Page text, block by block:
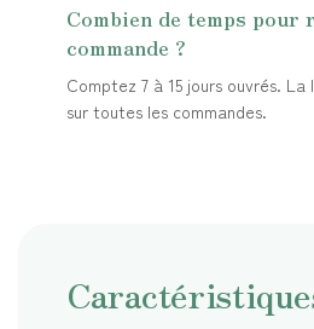
Combien de temps pour
commande ?
Comptez 7 à 15 jours ouvrés.
sur toutes les commandes.